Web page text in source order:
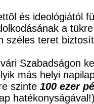
és ideológiától
a tükre
széles teret
Szabadságon
más helyi
szinte 100 ezer